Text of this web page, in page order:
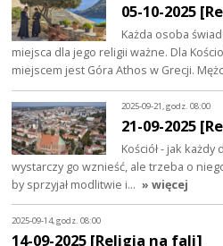
05-10-2025
Każda osoba
miejsca dla jego religii ważne. Dla
miejscem jest Góra Athos w Grecji.
2025-09-21, godz. 08:00
21-09-2025
Kościół - jak każdy
wystarczy go wznieść, ale trzeba o
by sprzyjał modlitwie i… » więcej
2025-09-14, godz. 08:00
14-09-2025 [Religia na fali]